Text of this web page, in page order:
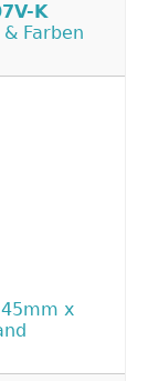
K
Farben
x